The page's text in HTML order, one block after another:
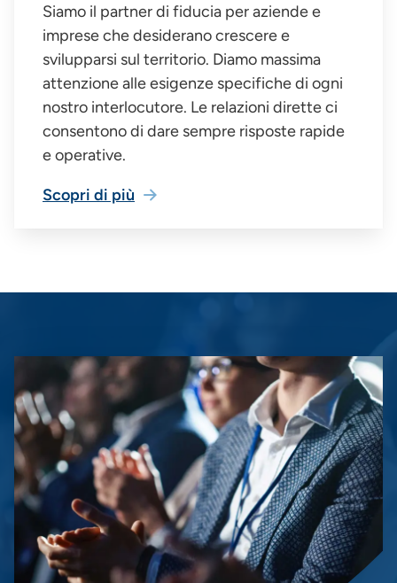
Siamo il partner di fiducia per aziende e
imprese che desiderano crescere e
svilupparsi sul territorio. Diamo massima
attenzione alle esigenze specifiche di ogni
nostro interlocutore. Le relazioni dirette ci
consentono di dare sempre risposte rapide
e operative.
Scopri di più
Immagine